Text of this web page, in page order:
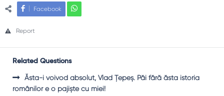
Facebook
Report
Related Questions
Ăsta-i voivod absolut, Vlad Ţepeş. Păi fără ăsta istoria
românilor e o pajişte cu miei!